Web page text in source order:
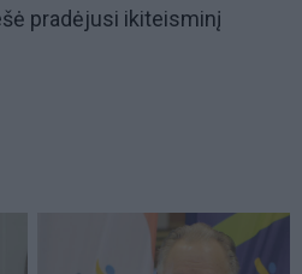
pradėjusi ikiteisminį